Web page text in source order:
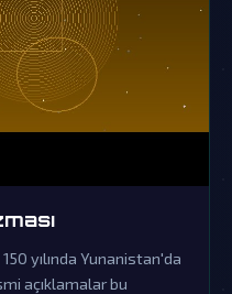
yılında Yunanistan'da
açıklamalar bu